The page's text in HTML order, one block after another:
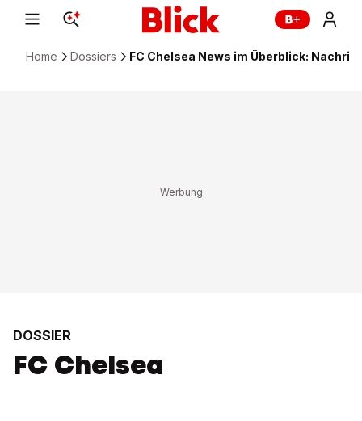
Home Dossiers FC Chelsea News im Überblick:
DOSSIER
FC Chelsea